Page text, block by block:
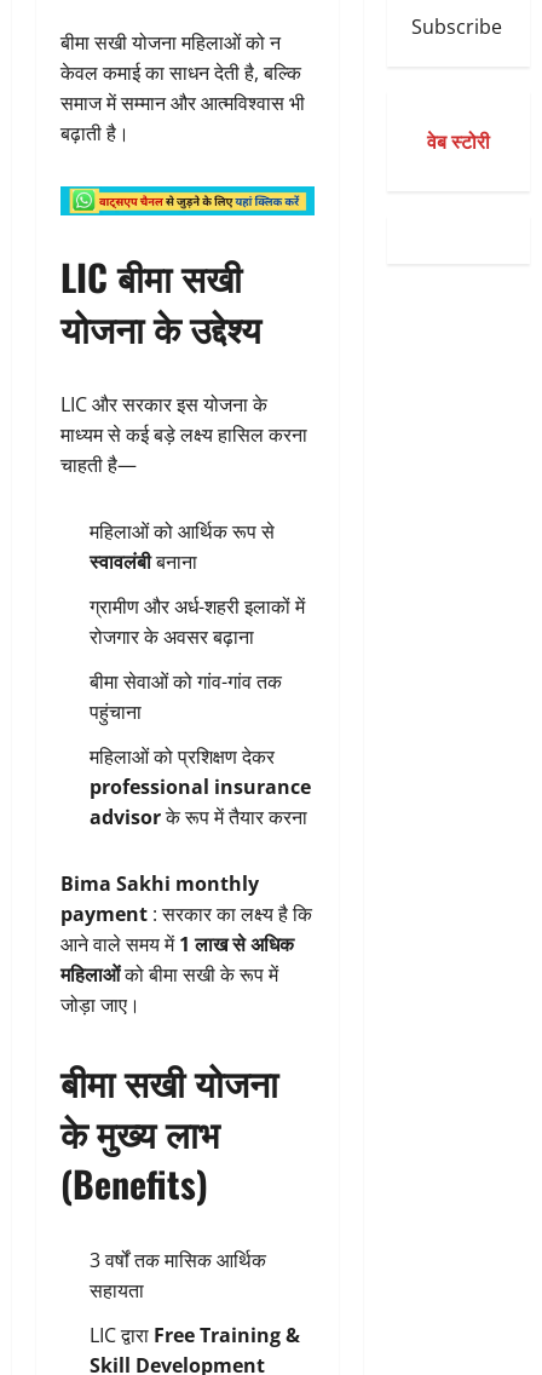
बीमा सखी योजना महिलाओं को न
केवल कमाई का साधन देती है, बल्कि
समाज में सम्मान और आत्मविश्वास भी
बढ़ाती है।
LIC बीमा सखी
योजना के उद्देश्य
LIC और सरकार इस योजना के
माध्यम से कई बड़े लक्ष्य हासिल करना
चाहती है—
महिलाओं को आर्थिक रूप से
स्वावलंबीबनाना
ग्रामीण और अर्ध-शहरी इलाकों में
रोजगार के अवसर बढ़ाना
बीमा सेवाओं को गांव-गांव तक
पहुंचाना
महिलाओं को प्रशिक्षण देकर
professional insurance
advisorके रूप में तैयार करना
Bima Sakhi monthly
payment : सरकार का लक्ष्य है कि
आने वाले समय में1 लाख से अधिक
महिलाओंको बीमा सखी के रूप में
जोड़ा जाए।
बीमा सखी योजना
के मुख्य लाभ
(Benefits)
3 वर्षों तक मासिक आर्थिक
सहायता
LIC द्वारा Free Training &
Skill Development
Subscribe
वेब स्टोरी